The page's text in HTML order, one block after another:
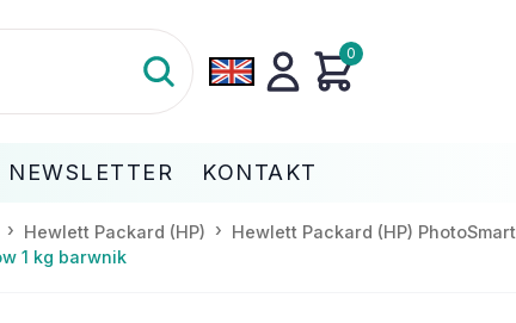
0
NEWSLETTER KONTAKT
Hewlett Packard (HP)
Hewlett Packard (HP) PhotoSmart
1 kg barwnik